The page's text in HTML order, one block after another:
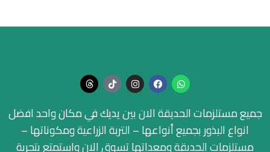
جميع مستلزمات الحديقة الان بين يديك في مكان واحد افضل
انواع البذور بجميع أنواعها – التربة الزراعية ومكوناتها –
مستلزمات الحديقة ومعداتها تسوق الان واستمتع بتجربة